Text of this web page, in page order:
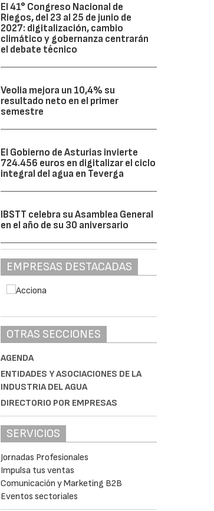
El 41° Congreso Nacional de
Riegos, del 23 al 25 de junio de
2027: digitalización, cambio
climático y gobernanza centrarán
el debate técnico
Veolia mejora un 10,4% su
resultado neto en el primer
semestre
El Gobierno de Asturias invierte
724.456 euros en digitalizar el ciclo
integral del agua en Teverga
IBSTT celebra su Asamblea General
en el año de su 30 aniversario
EMPRESAS DESTACADAS
OTRAS SECCIONES
AGENDA
ENTIDADES Y ASOCIACIONES DE LA
INDUSTRIA DEL AGUA
DIRECTORIO POR EMPRESAS
SERVICIOS
Jornadas Profesionales
Impulsa tus ventas
Comunicación y Marketing B2B
Eventos sectoriales